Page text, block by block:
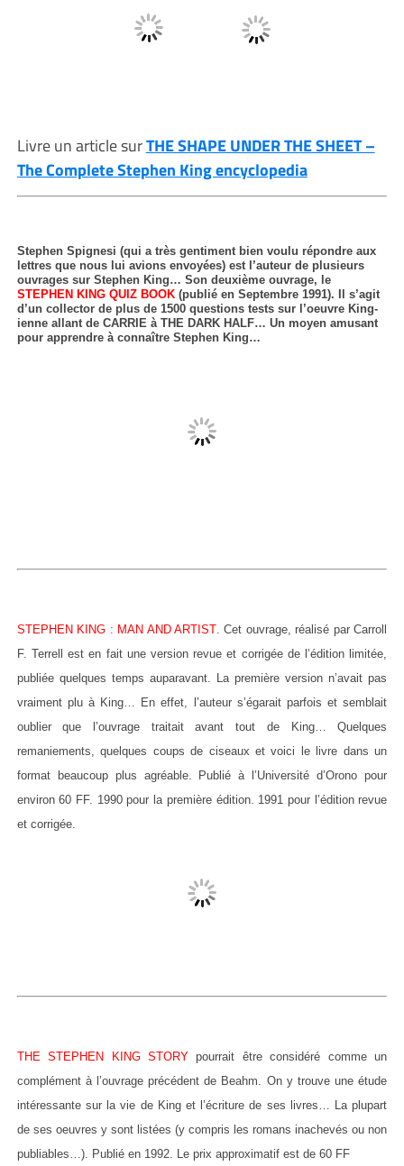
Livre un article surTHE SHAPE UNDER THE SHEET –
The Complete Stephen King encyclopedia
Stephen Spignesi (qui a très gentiment bien voulu répondre aux
lettres que nous lui avions envoyées) est l’auteur de plusieurs
ouvrages sur Stephen King… Son deuxième ouvrage, le
STEPHEN KING QUIZ BOOK(publié en Septembre 1991). Il s’agit
d’un collector de plus de 1500 questions tests sur l’oeuvre King-
ienne allant de CARRIE à THE DARK HALF… Un moyen amusant
pour apprendre à connaître Stephen King…
STEPHEN KING : MAN AND ARTIST. Cet ouvrage, réalisé par Carroll
F. Terrell est en fait une version revue et corrigée de l’édition limitée,
publiée quelques temps auparavant. La première version n’avait pas
vraiment plu à King… En effet, l’auteur s’égarait parfois et semblait
oublier que l’ouvrage traitait avant tout de King… Quelques
remaniements, quelques coups de ciseaux et voici le livre dans un
format beaucoup plus agréable. Publié à l’Université d’Orono pour
environ 60 FF. 1990 pour la première édition. 1991 pour l’édition revue
et corrigée.
THE STEPHEN KING STORY pourrait être considéré comme un
complément à l’ouvrage précédent de Beahm. On y trouve une étude
intéressante sur la vie de King et l’écriture de ses livres… La plupart
de ses oeuvres y sont listées (y compris les romans inachevés ou non
publiables…). Publié en 1992. Le prix approximatif est de 60 FF